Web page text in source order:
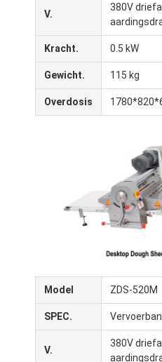
Fabriekstour
Kwaliteitscontrole
Bloemmixer
V.
380V
Kracht. 0.5 kW
Gewicht. 115 kg
Overdosis
Model ZDS-520M
SPEC.
V.
380V